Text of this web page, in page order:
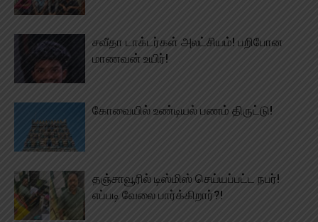
சவீதா டாக்டர்கள் அலட்சியம்! பறிபோன
மாணவன் உயிர்!
கோவையில் உண்டியல் பணம் திருட்டு!
தஞ்சாவூரில் டிஸ்மிஸ் செய்யப்பட்ட நபர்!
எப்படி வேலை பார்க்கிறார்?!